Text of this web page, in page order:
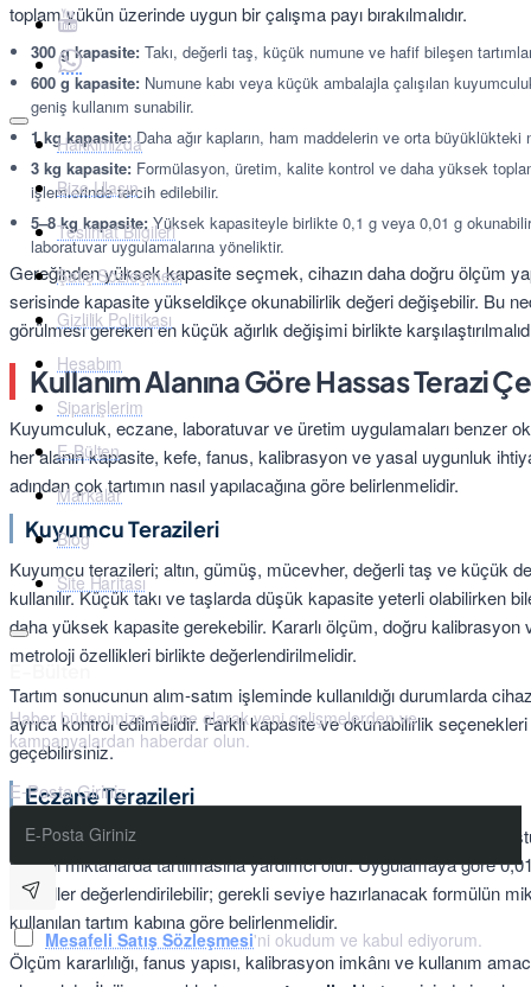
toplam yükün üzerinde uygun bir çalışma payı bırakılmalıdır.
300 g kapasite: Takı, değerli taş, küçük numune ve hafif bileşen
600 g kapasite: Numune kabı veya küçük ambalajla çalışılan
geniş kullanım sunabilir.
1 kg kapasite:Daha ağır kapların, ham maddelerin ve orta büyüklükteki
3 kg kapasite: Formülasyon, üretim, kalite kontrol ve daha yüksek
işlemlerinde tercih edilebilir.
5–8 kg kapasite:Yüksek kapasiteyle birlikte 0,1 g veya 0,01 g
laboratuvar uygulamalarına yöneliktir.
Gereğinden yüksek kapasite seçmek, cihazın daha doğru ölçüm
serisinde kapasite yükseldikçe okunabilirlik değeri değişebilir. Bu
görülmesi gereken en küçük ağırlık değişimi birlikte
Kullanım Alanına Göre Hassas Terazi
Kuyumculuk, eczane, laboratuvar ve üretim uygulamaları benzer
her alanın kapasite, kefe, fanus, kalibrasyon ve yasal uygunluk
adından çok tartımın nasıl yapılacağına göre belirlenmelidir.
Kuyumcu Terazileri
Kuyumcu terazileri; altın, gümüş, mücevher, değerli taş ve küçük
kullanılır. Küçük takı ve taşlarda düşük kapasite yeterli olabilirken
daha yüksek kapasite gerekebilir. Kararlı ölçüm, doğru kalibrasyon
metroloji özellikleri birlikte değerlendirilmelidir.
Tartım sonucunun alım-satım işleminde kullanıldığı durumlarda
ayrıca kontrol edilmelidir. Farklı kapasite ve okunabilirlik
geçebilirsiniz.
Eczane Terazileri
Eczane terazileri, majistral ilaç hazırlama süreçlerinde formülü
gerekli miktarlarda tartılmasına yardımcı olur. Uygulamaya göre
modeller değerlendirilebilir; gerekli seviye hazırlanacak formülün
kullanılan tartım kabına göre belirlenmelidir.
Ölçüm kararlılığı, fanus yapısı, kalibrasyon imkânı ve kullanım
Hakkımızda
Bize Ulaşın
Teslimat Bilgileri
Şatış Sözleşmesi
Gizlilik Politikası
Hesabım
Siparişlerim
E-Bülten
Markalar
Blog
Site Haritası
E-Bülten
Haber bültenimize abone olarak yeni gelişmelerden ve
kampanyalardan haberdar olun.
E-Posta Giriniz
Mesafeli Satış Sözleşmesi'ni okudum ve kabul ediyorum.